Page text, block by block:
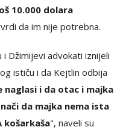
10.000 dolara
da im nije potrebna.
Džimijevi advokati iznijeli
ističu i da Kejtlin odbija
naglasi i da otac i majka
da majka nema ista
košarkaša", naveli su